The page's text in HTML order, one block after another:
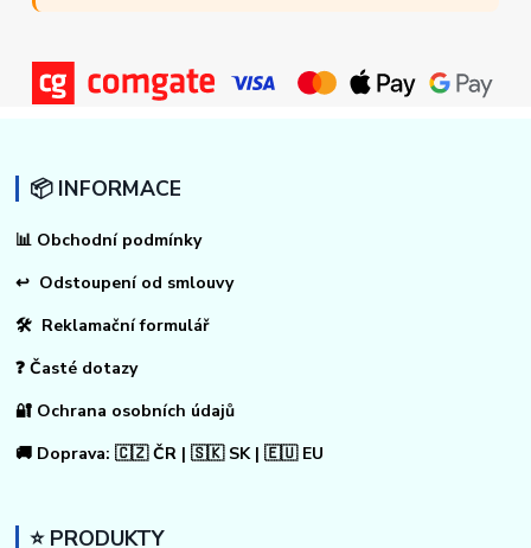
📦 INFORMACE
📊 Obchodní podmínky
↩ Odstoupení od smlouvy
🛠 Reklamační formulář
❓ Časté dotazy
🔐 Ochrana osobních údajů
🚚 Doprava: 🇨🇿 ČR | 🇸🇰 SK | 🇪🇺 EU
⭐ PRODUKTY